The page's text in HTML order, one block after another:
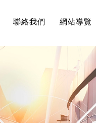
聯絡我們 網站導覽